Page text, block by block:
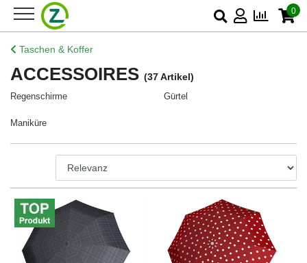
0
Taschen & Koffer
ACCESSOIRES (37 Artikel)
Regenschirme Gürtel
Maniküre